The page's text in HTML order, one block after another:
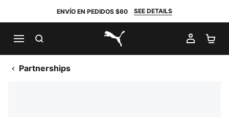
ENVÍO EN PEDIDOS $60 SEE DETAILS
PUMA.com
MI
Partnerships